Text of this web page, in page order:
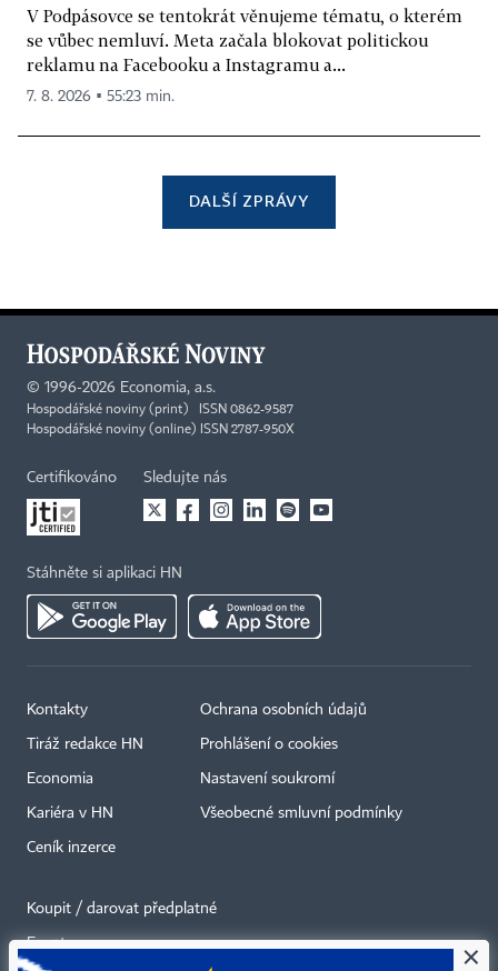
V Podpásovce se tentokrát věnujeme tématu, o kterém
se vůbec nemluví. Meta začala blokovat politickou
reklamu na Facebooku a Instagramu a...
7. 8. 2026 ▪ 55:23 min.
DALŠÍ ZPRÁVY
© 1996-2026 Economia, a.s.
Hospodářské noviny (print) ISSN 0862-9587
Hospodářské noviny (online) ISSN 2787-950X
Certifikováno Sledujte nás
Stáhněte si aplikaci HN
Kontakty
Tiráž redakce HN
Economia
Kariéra v HN
Ceník inzerce
Ochrana osobních údajů
Prohlášení o cookies
Nastavení soukromí
Všeobecné smluvní podmínky
Koupit / darovat předplatné
Eventy ×